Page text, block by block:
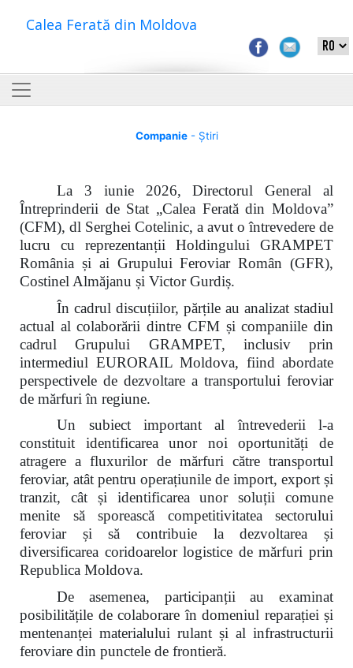
Calea Ferată din Moldova
Companie- Știri
La 3 iunie 2026, Directorul General al
Întreprinderii de Stat „Calea Ferată din Moldova”
(CFM), dl Serghei Cotelinic, a avut o întrevedere de
lucru cu reprezentanții Holdingului GRAMPET
România și ai Grupului Feroviar Român (GFR),
Costinel Almăjanu și Victor Gurdiș.
În cadrul discuțiilor, părțile au analizat stadiul
actual al colaborării dintre CFM și companiile din
cadrul Grupului GRAMPET, inclusiv prin
intermediul EURORAIL Moldova, fiind abordate
perspectivele de dezvoltare a transportului feroviar
de mărfuri în regiune.
Un subiect important al întrevederii l-a
constituit identificarea unor noi oportunități de
atragere a fluxurilor de mărfuri către transportul
feroviar, atât pentru operațiunile de import, export și
tranzit, cât și identificarea unor soluții comune
menite să sporească competitivitatea sectorului
feroviar și să contribuie la dezvoltarea și
diversificarea coridoarelor logistice de mărfuri prin
Republica Moldova.
De asemenea, participanții au examinat
posibilitățile de colaborare în domeniul reparației și
mentenanței materialului rulant și al infrastructurii
feroviare din punctele de frontieră.